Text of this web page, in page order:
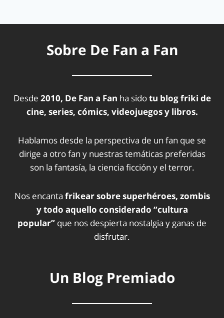
Sobre De Fan a Fan
Desde 2010, De Fan a Fan ha sidotu blog friki de
cine, series, cómics, videojuegos y libros.
Hablamos desde la perspectiva de un fan que se
dirige a otro fan y nuestras temáticas preferidas
son la fantasía, la ciencia ficción y el terror.
Nos encanta frikear sobre superhéroes, zombis
y todo aquello considerado “cultura
popular” que nos despierta nostalgia y ganas de
disfrutar.
Un Blog Premiado